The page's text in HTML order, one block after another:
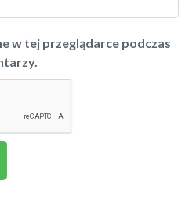
w tej przeglądarce podczas